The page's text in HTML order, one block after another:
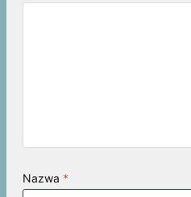
Nazwa *